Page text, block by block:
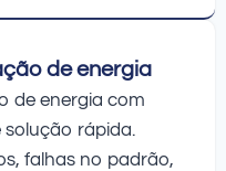
de energia
de energia com
rápida.
falhas no padrão,